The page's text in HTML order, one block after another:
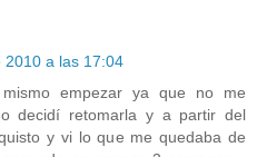
2010 a las 17:04
empezar ya que no me
decidí retomarla y a partir del
y vi lo que me quedaba de